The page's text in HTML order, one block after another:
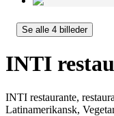
Se alle 4 billeder
INTI
INTI restaurante,
Latinamerikansk,